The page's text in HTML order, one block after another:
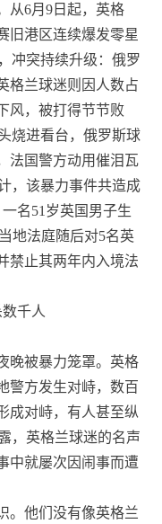
从6月9日起，英格
旧港区连续爆发零星
冲突持续升级：俄罗
格兰球迷则因人数占
风，被打得节节败
烧进看台，俄罗斯球
法国警方动用催泪瓦
，该暴力事件共造成
名51岁英国男子生
地法庭随后对5名英
禁止其两年内入境法
千人
晚被暴力笼罩。英格
警方发生对峙，数百
成对峙，有人甚至纵
，英格兰球迷的名声
中就屡次因闹事而遭
。他们没有像英格兰